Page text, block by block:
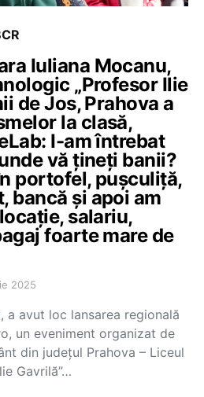
Iuliana Mocanu,
„Profesor Ilie
de Jos, Prahova a
la clasă,
I-am întrebat
vă țineți banii?
portofel, pușculiță,
bancă și apoi am
salariu,
foarte mare de
2025
a avut loc lansarea regională
un eveniment organizat de
din județul Prahova – Liceul
Gavrilă”…